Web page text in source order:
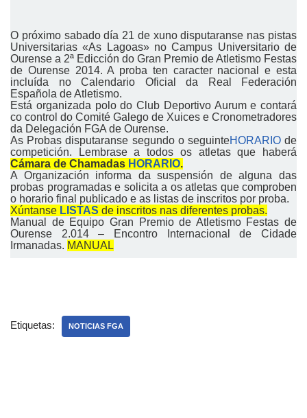
O próximo sabado día 21 de xuno disputaranse nas pistas
Universitarias «As Lagoas» no Campus Universitario de
Ourense a 2ª Edicción do Gran Premio de Atletismo Festas
de Ourense 2014. A proba ten caracter nacional e esta
incluída no Calendario Oficial da Real Federación
Española de Atletismo.
Está organizada polo do Club Deportivo Aurum e contará
co control do Comité Galego de Xuices e Cronometradores
da Delegación FGA de Ourense.
As Probas disputaranse segundo o seguinteHORARIOde
competición. Lembrase a todos os atletas que haberá
Cámara de Chamadas HORARIO.
A Organización informa da suspensión de alguna das
probas programadas e solicita a os atletas que comproben
o horario final publicado e as listas de inscritos por proba.
Xúntanse LISTAS de inscritos nas diferentes probas.
Manual de Equipo Gran Premio de Atletismo Festas de
Ourense 2.014 – Encontro Internacional de Cidade
Irmanadas. MANUAL
Etiquetas: NOTICIAS FGA